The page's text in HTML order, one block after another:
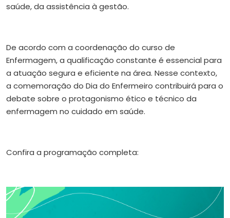
saúde, da assistência à gestão.
De acordo com a coordenação do curso de
Enfermagem, a qualificação constante é essencial para
a atuação segura e eficiente na área. Nesse contexto,
a comemoração do Dia do Enfermeiro contribuirá para o
debate sobre o protagonismo ético e técnico da
enfermagem no cuidado em saúde.
Confira a programação completa: